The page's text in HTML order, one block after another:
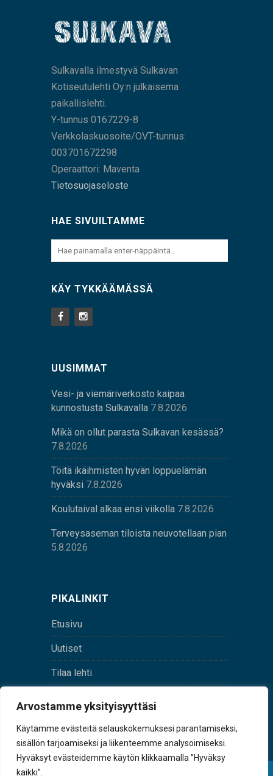
Arvostamme yksityisyyttäsi
Käytämme evästeitä selauskokemuksesi parantamiseksi,
sisällön tarjoamiseksi ja liikenteemme analysoimiseksi.
Hyväksyt evästeidemme käytön klikkaamalla ”Hyväksy
kaikki”.
Sulkavalla ilmestyvä Sulkavan
Kotiseutulehti Oy:n julkaisema
paikallislehti.
Y-tunnus 0167229-8
Verkkolaskuosoite/OVT-tunnus:
003701672298
Operaattori: Maventa
Tietosuojaseloste
HAE SIVUILTAMME
KÄY TYKKÄÄMÄSSÄ
UUSIMMAT
Vesi- ja viemäriverkosto kaipaa
kunnostusta Sulkavalla 7.8.2026
Mikä on ollut parasta Sulkavan kesässä?
7.8.2026
Töitä ikäihmisten hyvän loppuelämän
hyväksi 7.8.2026
Koulutaival alkaa ensi viikolla 7.8.2026
Terveysaseman tiloista neuvotellaan pian
5.8.2026
PIKALINKIT
Etusivu
Uutiset
Tilaa lehti